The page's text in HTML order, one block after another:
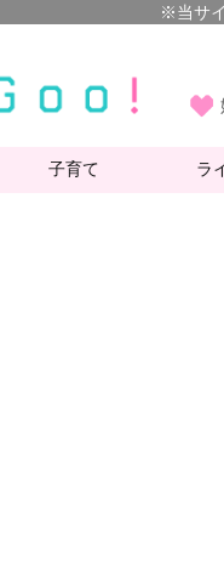
子育て ラ